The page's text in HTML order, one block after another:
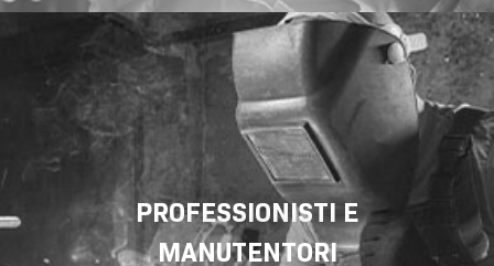
PROFESSIONISTI E
MANUTENTORI